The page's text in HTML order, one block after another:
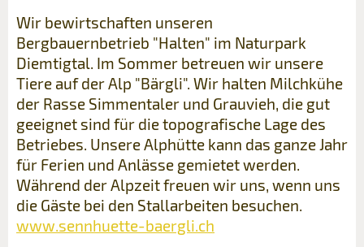
Wir bewirtschaften unseren
Bergbauernbetrieb "Halten" im Naturpark
Diemtigtal. Im Sommer betreuen wir unsere
Tiere auf der Alp "Bärgli". Wir halten Milchkühe
der Rasse Simmentaler und Grauvieh, die gut
geeignet sind für die topografische Lage des
Betriebes. Unsere Alphütte kann das ganze Jahr
für Ferien und Anlässe gemietet werden.
Während der Alpzeit freuen wir uns, wenn uns
die Gäste bei den Stallarbeiten besuchen.
www.sennhuette-baergli.ch